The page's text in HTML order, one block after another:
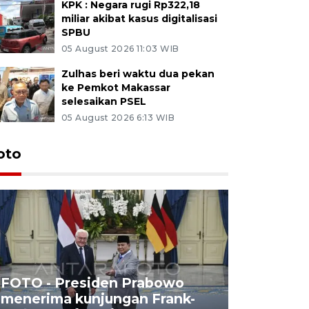
KPK : Negara rugi Rp322,18
miliar akibat kasus digitalisasi
SPBU
05 August 2026 11:03 WIB
Zulhas beri waktu dua pekan
ke Pemkot Makassar
selesaikan PSEL
05 August 2026 6:13 WIB
FOTO - Presiden Prabowo
menerima kunjungan Frank-